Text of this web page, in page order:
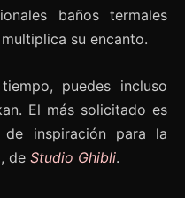
baños termales
su encanto.
puedes incluso
El más solicitado es
inspiración para la
de Studio Ghibli.